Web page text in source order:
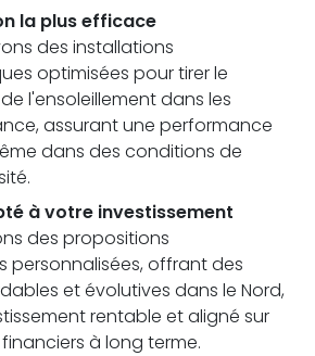
la plus efficace
des installations
optimisées pour tirer le
l'ensoleillement dans les
assurant une performance
dans des conditions de
à votre investissement
des propositions
personnalisées, offrant des
et évolutives dans le Nord,
rentable et aligné sur
à long terme.